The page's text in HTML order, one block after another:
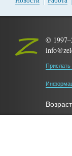
©
Прислать